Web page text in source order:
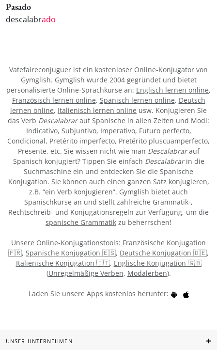
Pasado
descalabrado
Vatefaireconjuguer ist ein kostenloser Online-Konjugator von
Gymglish. Gymglish wurde 2004 gegründet und bietet
personalisierte Online-Sprachkurse an: Englisch lernen online,
Französisch lernen online, Spanisch lernen online, Deutsch
lernen online, Italienisch lernen online usw. Konjugieren Sie
das Verb Descalabrarauf Spanische in allen Zeiten und Modi:
Indicativo, Subjuntivo, Imperativo, Futuro perfecto,
Condicional, Pretérito imperfecto, Pretérito pluscuamperfecto,
Presente, etc. Sie wissen nicht wie man Descalabrarauf
Spanisch konjugiert? Tippen Sie einfach Descalabrarin die
Suchmaschine ein und entdecken Sie die Spanische
Konjugation. Sie können auch einen ganzen Satz konjugieren,
z.B. “ein Verb konjugieren”. Gymglish bietet auch
Spanischkurse an und stellt zahlreiche Grammatik-,
Rechtschreib- und Konjugationsregeln zur Verfügung, um die
spanische Grammatik zu beherrschen!
Unsere Online-Konjugationstools: Französische Konjugation
🇫🇷, Spanische Konjugation 🇪🇸, Deutsche Konjugation 🇩🇪,
Italienische Konjugation 🇮🇹, Englische Konjugation 🇬🇧
(Unregelmäßige Verben, Modalerben).
Laden Sie unsere Apps kostenlos herunter:
UNSER UNTERNEHMEN